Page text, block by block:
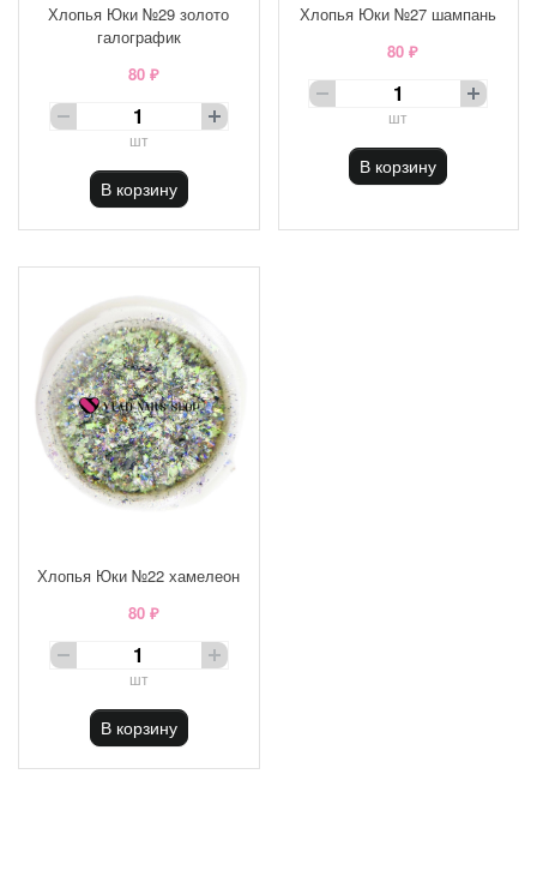
Хлопья Юки №29 золото
галографик
80 ₽
шт
В корзину
Хлопья Юки №27 шампань
80 ₽
шт
В корзину
Хлопья Юки №22 хамелеон
80 ₽
шт
В корзину